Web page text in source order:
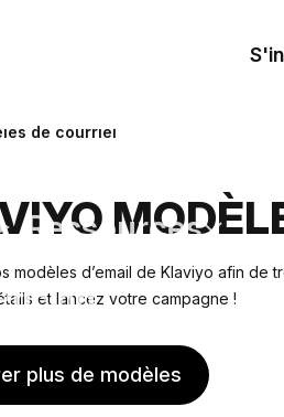
Ressources
de courriel
modèles d’email de Klaviyo afin de
et lancez votre campagne !
plus de modèles